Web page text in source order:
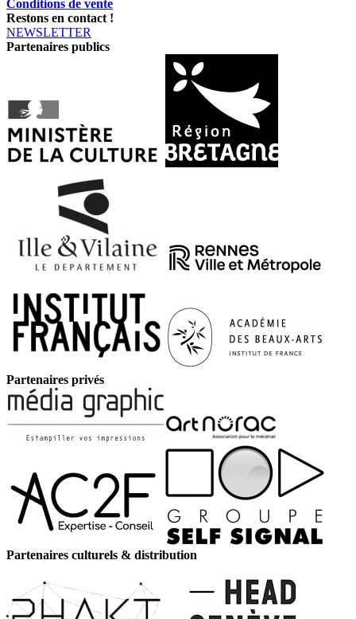
Conditions de vente
Restons en contact !
NEWSLETTER
Partenaires publics
Partenaires privés
Partenaires culturels & distribution